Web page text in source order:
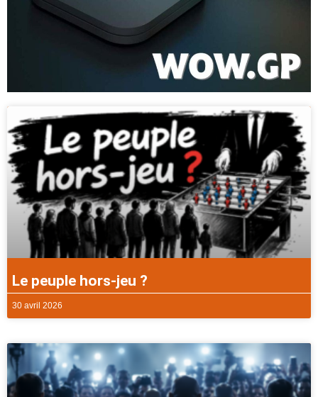
Le peuple hors-jeu ?
30 avril 2026